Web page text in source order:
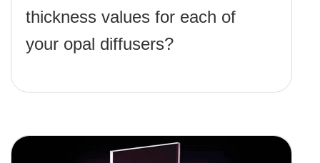
thickness values for each of
your opal diffusers?